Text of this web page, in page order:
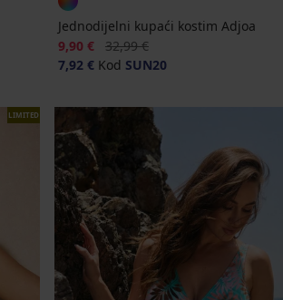
Jednodijelni kupaći kostim Adjoa
Popust
9,90 € Prvobitna cijena
32,99 €
7,92 €Kod SUN20
LIMITED